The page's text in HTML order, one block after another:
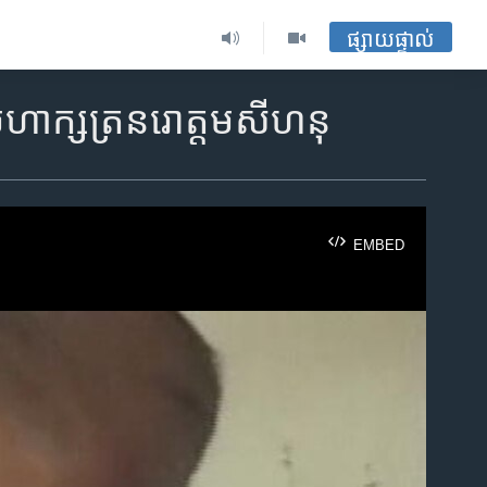
ផ្សាយផ្ទាល់
ាក្សត្រ​នរោត្តម​សីហនុ
EMBED